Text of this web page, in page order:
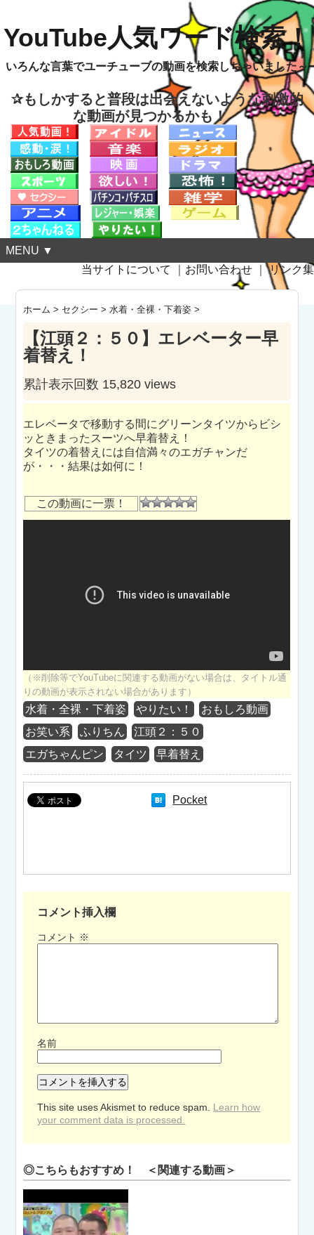
YouTube人気ワード検索！
いろんな言葉でユーチューブの動画を検索しちゃいました～
✰もしかすると普段は出会えないような刺激的
な動画が見つかるかも！
MENU ▼
当サイトについて
お問い合わせ ｜リンク集
ホーム > セクシー > 水着・全裸・下着姿 >
【江頭２：５０】エレベーター早
着替え！
累計表示回数 15,820 views
エレベータで移動する間にグリーンタイツからビシ
ッときまったスーツへ早着替え！
タイツの着替えには自信満々のエガチャンだ
が・・・結果は如何に！
この動画に一票！
（※削除等でYouTubeに関連する動画がない場合は、タイトル通
りの動画が表示されない場合があります）
水着・全裸・下着姿 やりたい！
おもしろ動画
お笑い系
ふりちん
江頭２：５０
エガちゃんピン
タイツ 早着替え
Pocket
コメント挿入欄
コメント ※
名前
This site uses Akismet to reduce spam. Learn how
your comment data is processed.
◎こちらもおすすめ！ ＜関連する動画＞